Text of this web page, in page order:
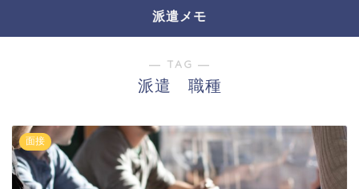
派遣メモ
― TAG ―
派遣 職種
面接